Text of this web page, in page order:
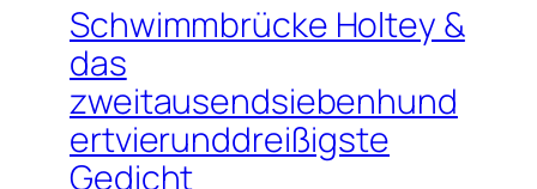
Schwimmbrücke Holtey &
das
zweitausendsiebenhund
ertvierunddreißigste
Gedicht